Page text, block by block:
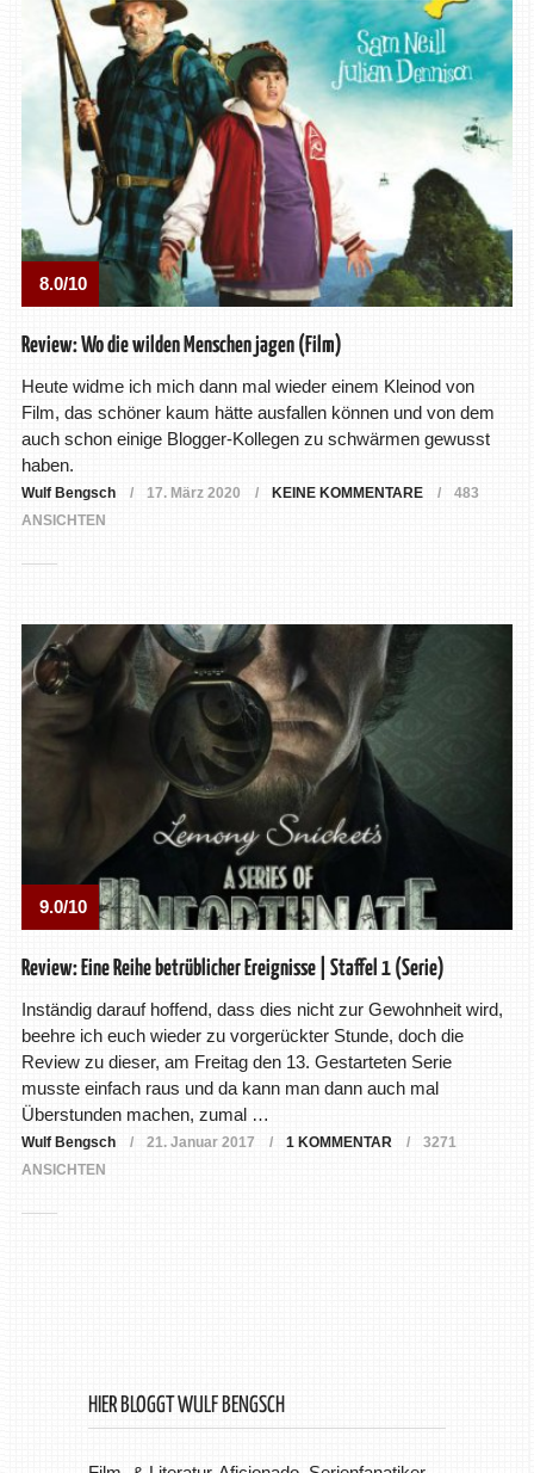
8.0/10
Review: Wo die wilden Menschen jagen (Film)
Heute widme ich mich dann mal wieder einem Kleinod von
Film, das schöner kaum hätte ausfallen können und von dem
auch schon einige Blogger-Kollegen zu schwärmen gewusst
haben.
Wulf Bengsch 17. März 2020 KEINE KOMMENTARE
483
ANSICHTEN
9.0/10
Review: Eine Reihe betrüblicher Ereignisse | Staffel 1 (Serie)
Inständig darauf hoffend, dass dies nicht zur Gewohnheit wird,
beehre ich euch wieder zu vorgerückter Stunde, doch die
Review zu dieser, am Freitag den 13. Gestarteten Serie
musste einfach raus und da kann man dann auch mal
Überstunden machen, zumal …
Wulf Bengsch 21. Januar 2017 1 KOMMENTAR
3271
ANSICHTEN
HIER BLOGGT WULF BENGSCH